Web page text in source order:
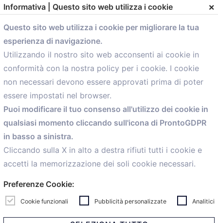
comunicazione@confartigianato.bo.it
Menù
Home
Servizi
Convenzioni
Voce delle Nostre aziende
Informazioni Ex L. 124/2017
News
personalCaf
Informativa | Questo sito web utilizza i cookie ×
Questo sito web utilizza i cookie per migliorare la tua
esperienza di navigazione.
Utilizzando il nostro sito web acconsenti ai cookie in
conformità con la nostra policy per i cookie. I cookie
non necessari devono essere approvati prima di poter
essere impostati nel browser.
Puoi modificare il tuo consenso all'utilizzo dei cookie in
qualsiasi momento cliccando sull'icona di ProntoGDPR
in basso a sinistra.
Cliccando sulla X in alto a destra rifiuti tutti i cookie e
accetti la memorizzazione dei soli cookie necessari.
Preferenze Cookie:
Cookie funzionali Pubblicità personalizzate Analitici